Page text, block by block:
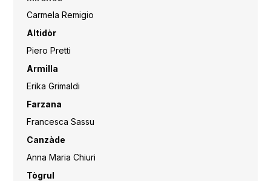
Carmela Remigio
Altidòr
Piero Pretti
Armilla
Erika Grimaldi
Farzana
Francesca Sassu
Canzàde
Anna Maria Chiuri
Tògrul